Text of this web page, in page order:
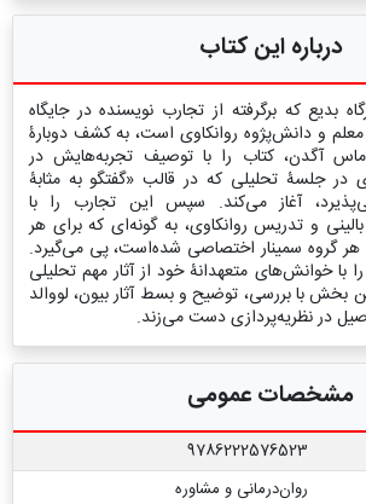
درباره این کتاب
بدیع که برگرفته از تجارب نویسنده در جایگاه
معلم و دانش‌پژوه روانکاوی است، به کشف دوبارۀ
آگدن، کتاب را با توصیف تجربه‌هایش در
در جلسۀ تحلیلی که در قالب «گفتگو به مثابۀ
آغاز می‌کند. سپس این تجارب را با
و تدریس روانکاوی، به گونه‌ای که برای هر
هر گروه سمینار اختصاصی شده‌است، پی می‌گیرد.
با خوانش‌های متعهدانۀ خود از آثار مهم تحلیلی
بخش با بررسی، توضیح و بسط آثار بیون، لووالد
در نظریه‌پردازی دست می‌زند.
مشخصات عمومی
9786222576523
روان‌درمانی و مشاوره